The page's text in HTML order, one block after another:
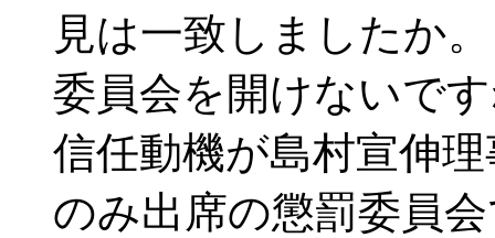
見は一致しましたか
委員会を開けないで
信任動機が島村宣伸
のみ出席の懲罰委員